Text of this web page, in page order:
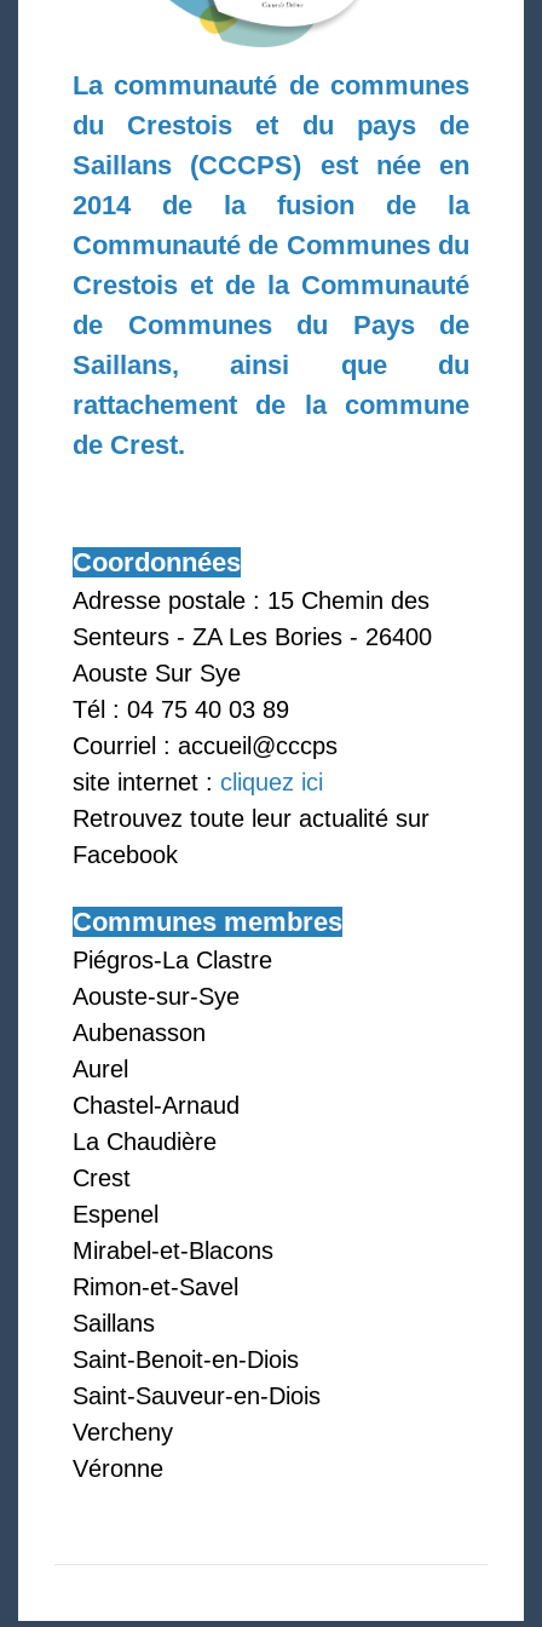
La communauté de communes
du Crestois et du pays de
Saillans (CCCPS) est née en
2014 de la fusion de la
Communauté de Communes du
Crestois et de la Communauté
de Communes du Pays de
Saillans, ainsi que du
rattachement de la commune
de Crest.
Coordonnées
Adresse postale : 15 Chemin des
Senteurs - ZA Les Bories - 26400
Aouste Sur Sye
Tél : 04 75 40 03 89
Courriel : accueil@cccps
site internet : cliquez ici
Retrouvez toute leur actualité sur
Facebook
Communes membres
Piégros-La Clastre
Aouste-sur-Sye
Aubenasson
Aurel
Chastel-Arnaud
La Chaudière
Crest
Espenel
Mirabel-et-Blacons
Rimon-et-Savel
Saillans
Saint-Benoit-en-Diois
Saint-Sauveur-en-Diois
Vercheny
Véronne